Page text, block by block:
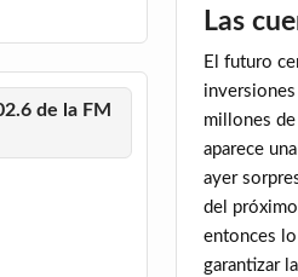
Las
El futuro
millones
aparece
ayer
del
entonces lo
garantizar
de la FM